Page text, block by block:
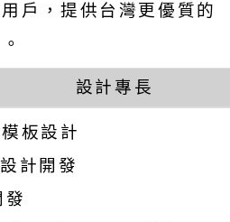
戶，提供台灣更優質的
設計專長
板設計
計開發